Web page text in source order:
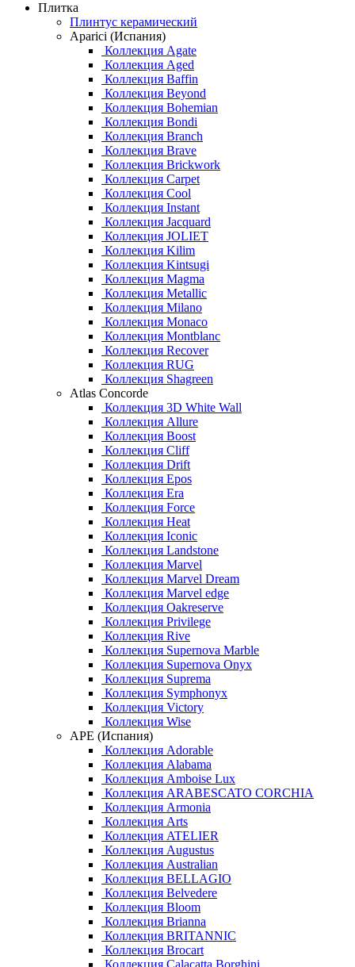
Плитка
Плинтус керамический
Aparici (Испания)
Коллекция Agate
Коллекция Aged
Коллекция Baffin
Коллекция Beyond
Коллекция Bohemian
Коллекция Bondi
Коллекция Branch
Коллекция Brave
Коллекция Brickwork
Коллекция Carpet
Коллекция Cool
Коллекция Instant
Коллекция Jacquard
Коллекция JOLIET
Коллекция Kilim
Коллекция Kintsugi
Коллекция Magma
Коллекция Metallic
Коллекция Milano
Коллекция Monaco
Коллекция Montblanc
Коллекция Recover
Коллекция RUG
Коллекция Shagreen
Atlas Concorde
Коллекция 3D White Wall
Коллекция Allure
Коллекция Boost
Коллекция Cliff
Коллекция Drift
Коллекция Epos
Коллекция Era
Коллекция Force
Коллекция Heat
Коллекция Iconic
Коллекция Landstone
Коллекция Marvel
Коллекция Marvel Dream
Коллекция Marvel edge
Коллекция Oakreserve
Коллекция Privilege
Коллекция Rive
Коллекция Supernova Marble
Коллекция Supernova Onyx
Коллекция Suprema
Коллекция Symphonyx
Коллекция Victory
Коллекция Wise
APE (Испания)
Коллекция Adorable
Коллекция Alabama
Коллекция Amboise Lux
Коллекция ARABESCATO CORCHIA
Коллекция Armonia
Коллекция Arts
Коллекция ATELIER
Коллекция Augustus
Коллекция Australian
Коллекция BELLAGIO
Коллекция Belvedere
Коллекция Bloom
Коллекция Brianna
Коллекция BRITANNIC
Коллекция Brocart
Коллекция Calacatta Borghini